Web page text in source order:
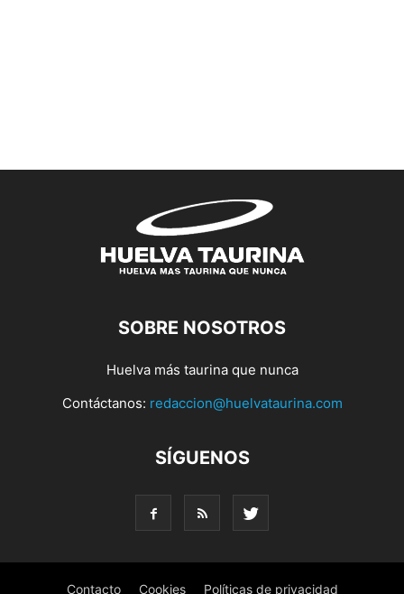
SOBRE NOSOTROS
Huelva más taurina que nunca
Contáctanos: redaccion@huelvataurina.com
SÍGUENOS
Contacto Cookies Políticas de privacidad